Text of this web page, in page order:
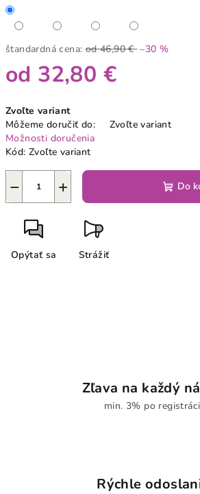
štandardná cena: od 46,90 € –30 %
od 32,80 €
cena:
Zvoľte variant
Môžeme doručiť do:
Zvoľte variant
Možnosti doručenia
Kód: Zvoľte variant
+
− Do
Opýtať sa Strážiť
Zľava na každý
min. 3% po
Rýchle